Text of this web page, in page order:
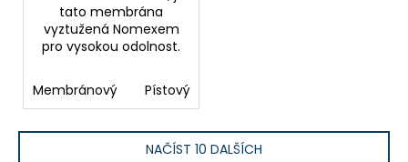
tato membrána
vyztužená Nomexem
pro vysokou odolnost.
Membránový Pístový
NAČÍST 10 DALŠÍCH